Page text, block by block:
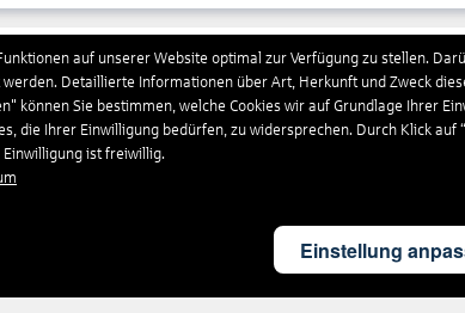
Grenada 10 Hotels
Griechenland
auf unserer Website optimal zur Verfügung zu stellen.
Detaillierte Informationen über Art, Herkunft und Zweck
können Sie bestimmen, welche Cookies wir auf Grundlage Ihrer
die Ihrer Einwilligung bedürfen, zu widersprechen. Durch Klick
Einwilligung ist freiwillig.
Einstellung